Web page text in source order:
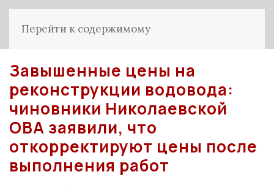
Перейти к содержимому
Завышенные цены на
реконструкции водовода:
чиновники Николаевской
ОВА заявили, что
откорректируют цены после
выполнения работ